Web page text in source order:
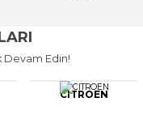
Devam Edin!
CITROEN
MOTOR AKSAMI
ARACA UYGUN MOTOR
ÜRÜNLERİ EN UYGUN
FİLTRELER
ARACA UYGUN FİLTRELER EN